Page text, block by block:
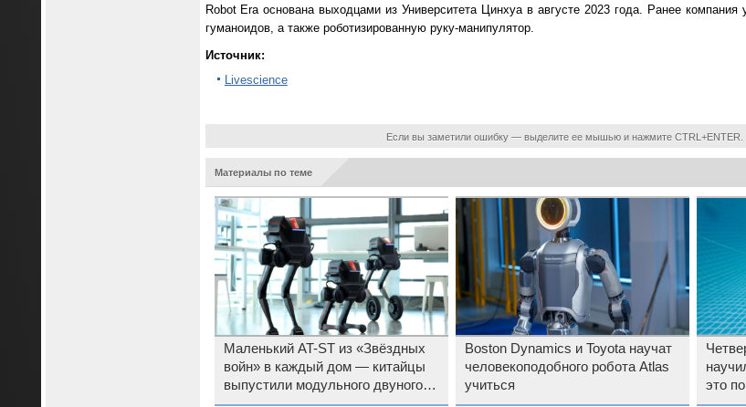
Robot Era основана выходцами из Университета Цинхуа в августе 2023 года. Ранее компания
гуманоидов, а также роботизированную руку-манипулятор.
Источник:
Livescience
Если вы заметили ошибку — выделите ее мышью и нажмите CTRL+ENTER.
Материалы по теме
Маленький AT-ST из «Звёздных
войн» в каждый дом — китайцы
выпустили модульного двуногого
робота Tron 1 за $15 000
Boston Dynamics и Toyota научат
человекоподобного робота Atlas
учиться
это